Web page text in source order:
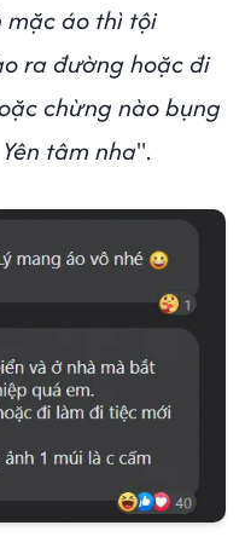
mặc áo thì tội
ra đường hoặc đi
chừng nào bụng
tâm nha".